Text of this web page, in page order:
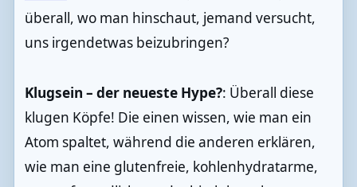
überall, wo man hinschaut, jemand versucht,
uns irgendetwas beizubringen?
Klugsein – der neueste Hype?: Überall diese
klugen Köpfe! Die einen wissen, wie man ein
Atom spaltet, während die anderen erklären,
wie man eine glutenfreie, kohlenhydratarme,